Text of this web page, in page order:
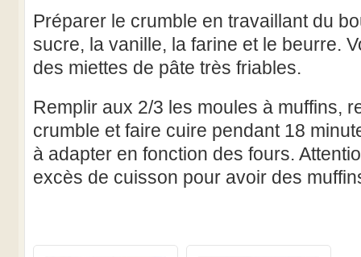
Préparer le crumble en travaillant du
sucre, la vanille, la farine et le beurre.
des miettes de pâte très friables.
Remplir aux 2/3 les moules à muffins,
crumble et faire cuire pendant 18
à adapter en fonction des fours.
excès de cuisson pour avoir des